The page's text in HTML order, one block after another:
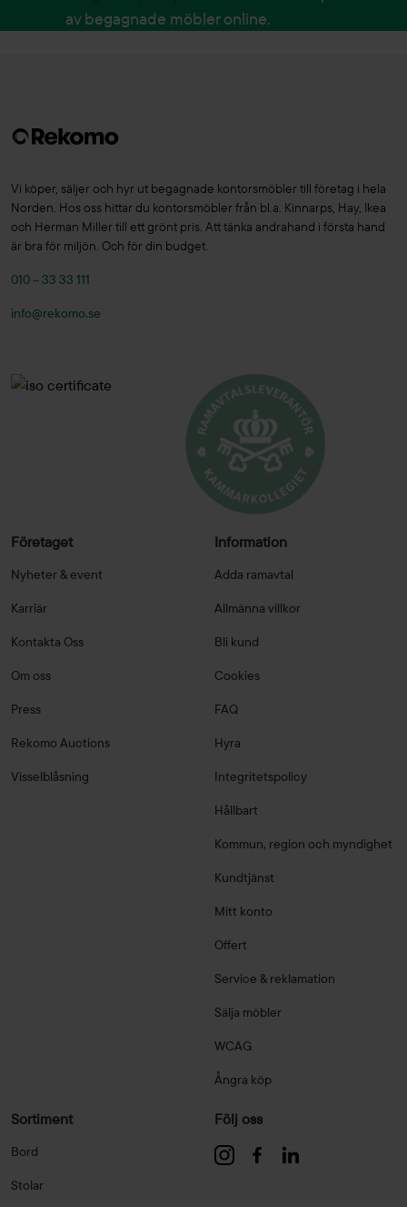
av begagnade möbler online.
Vi köper, säljer och hyr ut begagnade kontorsmöbler till företag i hela
Norden. Hos oss hittar du kontorsmöbler från bl.a. Kinnarps, Hay, Ikea
och Herman Miller till ett grönt pris. Att tänka andrahand i första hand
är bra för miljön. Och för din budget.
010 – 33 33 111
info@rekomo.se
Företaget
Nyheter & event
Karriär
Kontakta Oss
Om oss
Press
Rekomo Auctions
Visselblåsning
Information
Adda ramavtal
Allmänna villkor
Bli kund
Cookies
FAQ
Hyra
Integritetspolicy
Hållbart
Kommun, region och myndighet
Kundtjänst
Mitt konto
Offert
Service & reklamation
Sälja möbler
WCAG
Ångra köp
Sortiment
Bord
Stolar
Följ oss